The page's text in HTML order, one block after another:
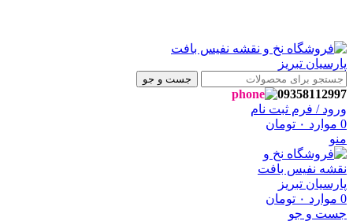
جست و جو
09358112997
ورود / فرم ثبت نام
0 موارد ۰ تومان
منو
0 موارد ۰ تومان
جست و جو